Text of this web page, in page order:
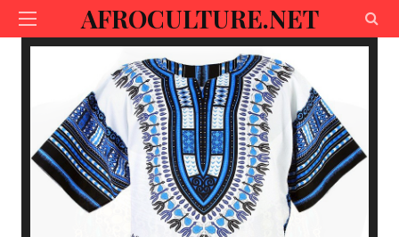
AFROCULTURE.NET